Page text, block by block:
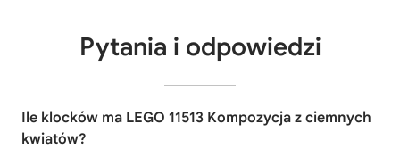
Pytania i odpowiedzi
Ile klocków ma LEGO 11513 Kompozycja z ciemnych
kwiatów?